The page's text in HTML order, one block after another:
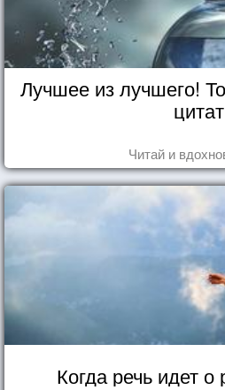
Лучшее из лучшего!
цитат
Читай и
Когда речь идет о